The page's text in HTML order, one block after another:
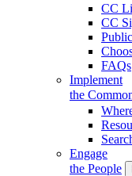
CC
CC
FAQs
Implement
the
Engage
the People